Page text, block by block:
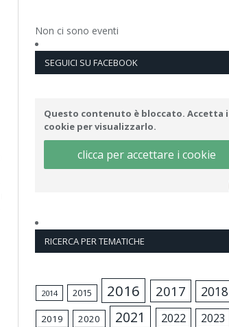
Non ci sono eventi
SEGUICI SU FACEBOOK
Questo contenuto è bloccato. Accetta i
cookie per visualizzarlo.
clicca per accettare i cookie
RICERCA PER TEMATICHE
2014 2015 2016 2017 2018
2019 2020 2021 2022 2023